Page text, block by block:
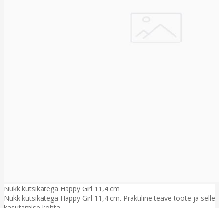
Nukk kutsikatega Happy Girl 11,4 cm
Nukk kutsikatega Happy Girl 11,4 cm. Praktiline teave toote ja selle